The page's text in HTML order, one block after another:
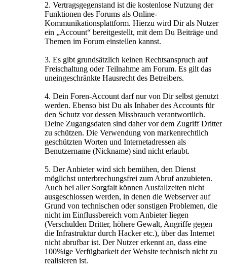
2. Vertragsgegenstand ist die kostenlose Nutzung der
Funktionen des Forums als Online-
Kommunikationsplattform. Hierzu wird Dir als Nutzer
ein „Account“ bereitgestellt, mit dem Du Beiträge und
Themen im Forum einstellen kannst.
3. Es gibt grundsätzlich keinen Rechtsanspruch auf
Freischaltung oder Teilnahme am Forum. Es gilt das
uneingeschränkte Hausrecht des Betreibers.
4. Dein Foren-Account darf nur von Dir selbst genutzt
werden. Ebenso bist Du als Inhaber des Accounts für
den Schutz vor dessen Missbrauch verantwortlich.
Deine Zugangsdaten sind daher vor dem Zugriff Dritter
zu schützen. Die Verwendung von markenrechtlich
geschützten Worten und Internetadressen als
Benutzername (Nickname) sind nicht erlaubt.
5. Der Anbieter wird sich bemühen, den Dienst
möglichst unterbrechungsfrei zum Abruf anzubieten.
Auch bei aller Sorgfalt können Ausfallzeiten nicht
ausgeschlossen werden, in denen die Webserver auf
Grund von technischen oder sonstigen Problemen, die
nicht im Einflussbereich vom Anbieter liegen
(Verschulden Dritter, höhere Gewalt, Angriffe gegen
die Infrastruktur durch Hacker etc.), über das Internet
nicht abrufbar ist. Der Nutzer erkennt an, dass eine
100%ige Verfügbarkeit der Website technisch nicht zu
realisieren ist.